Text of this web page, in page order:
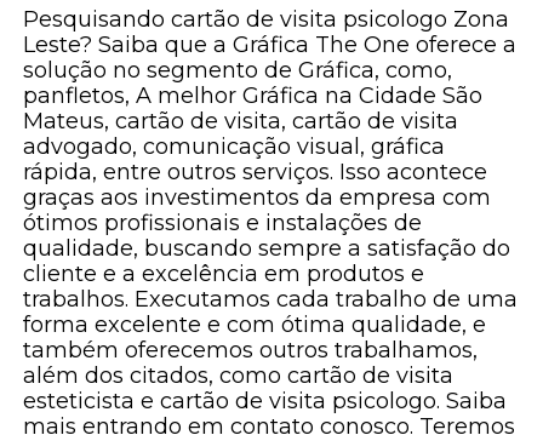
Pesquisando cartão de visita psicologo Zona
Leste? Saiba que a Gráfica The One oferece a
solução no segmento de Gráfica, como,
panfletos, A melhor Gráfica na Cidade São
Mateus, cartão de visita, cartão de visita
advogado, comunicação visual, gráfica
rápida, entre outros serviços. Isso acontece
graças aos investimentos da empresa com
ótimos profissionais e instalações de
qualidade, buscando sempre a satisfação do
cliente e a excelência em produtos e
trabalhos. Executamos cada trabalho de uma
forma excelente e com ótima qualidade, e
também oferecemos outros trabalhamos,
além dos citados, como cartão de visita
esteticista e cartão de visita psicologo. Saiba
mais entrando em contato conosco. Teremos